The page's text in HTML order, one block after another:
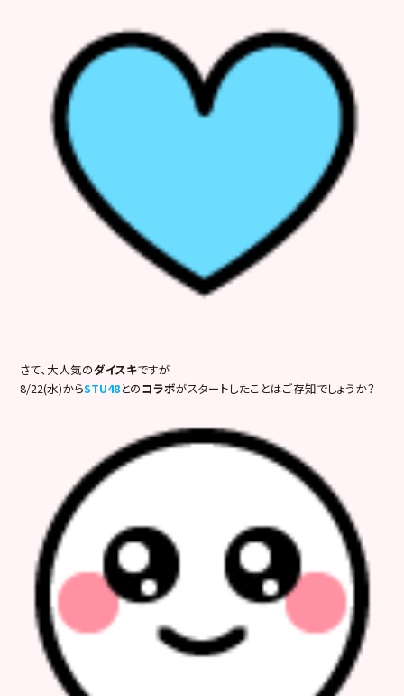
さて、大人気のダイスキですが
8/22(水)からSTU48とのコラボがスタートしたことはご存知でしょうか？